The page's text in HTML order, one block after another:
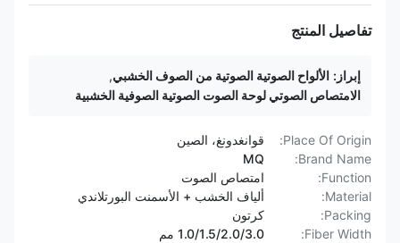
تفاصيل المنتج
الألواح الصوتية الصوتية من الصوف الخشبي,
الامتصاص الصوتي لوحة الصوت الصوتية الصوفية الخشبية
Place Of Origin:
قوانغدونغ، الصين
Brand Name:
Function:
امتصاص الصوت
Material:
ألياف الخشب + الأسمنت البورتلاندي
Packing:
كرتون
Fiber Width:
1.0/1.5/2.0/3.0 مم